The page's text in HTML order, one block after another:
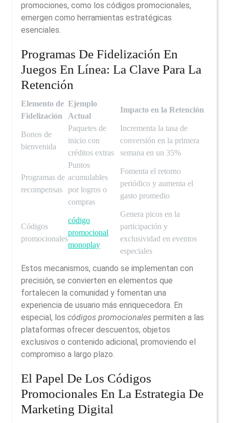
promociones, como los códigos promocionales,
emergen como herramientas estratégicas
esenciales.
Programas De Fidelización En
Juegos En Línea: La Clave Para La
Retención
Elemento de
Fidelización
Ejemplo
Actual
Impacto en la Retención
Bonos de
bienvenida
Paquetes de
inicio con
créditos extras
Incrementa la tasa de
conversión en la primera
semana en un 35%
Programas de
recompensas
Puntos
acumulables
por logros o
compras
Fomenta el retorno
periódico y aumenta el
gasto promedio
Códigos
promocionales
código
promocional
monoplay
Genera picos en la
participación y
exclusividad en eventos
especiales
Estos mecanismos, cuando se implementan con
precisión, se convierten en elementos que
fortalecen la comunidad y fomentan una
experiencia de usuario más enriquecedora. En
especial, los códigos promocionales permiten a las
plataformas ofrecer descuentos, objetos
exclusivos o contenido adicional, promoviendo el
compromiso a largo plazo.
El Papel De Los Códigos
Promocionales En La Estrategia De
Marketing Digital